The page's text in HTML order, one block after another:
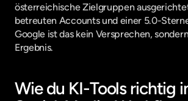
österreichische Zielgruppen
betreuten Accounts und einer 5.0-
Google ist das kein Versprechen,
Ergebnis.
Wie du KI-Tools richtig